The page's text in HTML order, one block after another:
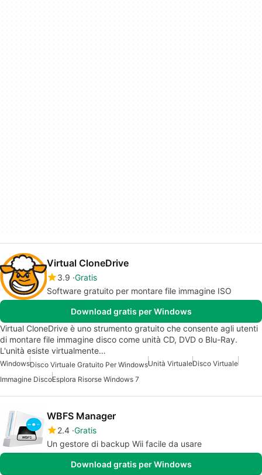
Virtual CloneDrive
3.9 Gratis
Software gratuito per montare file immagine ISO
Download gratis per Windows
Virtual CloneDrive è uno strumento gratuito che consente agli utenti
di montare file immagine disco come unità CD, DVD o Blu-Ray.
L'unità esiste virtualmente…
WindowsDisco Virtuale Gratuito Per WindowsUnità VirtualeDisco Virtuale
Immagine DiscoEsplora Risorse Windows 7
WBFS Manager
2.4 Gratis
Un gestore di backup Wii facile da usare
Download gratis per Windows